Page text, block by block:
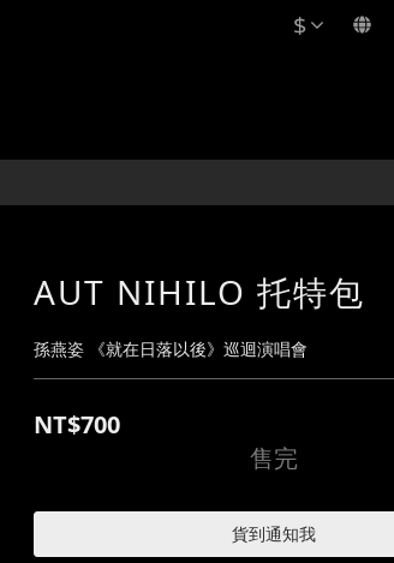
$
AUT NIHILO 托特包
孫燕姿 《就在日落以後》巡迴演唱會
NT$700
售完
貨到通知我